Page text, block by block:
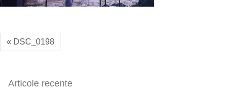
« DSC_0198
Articole recente